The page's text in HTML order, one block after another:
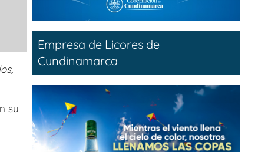
su
Empresa de Licores de
Cundinamarca